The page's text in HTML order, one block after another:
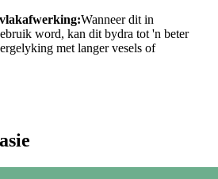
Wanneer dit in
word, kan dit bydra tot 'n beter
met langer vesels of